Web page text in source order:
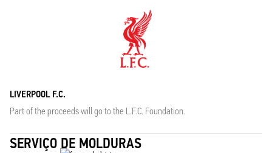
LIVERPOOL F.C.
Part of the proceeds will go to the L.F.C. Foundation.
SERVIÇO DE MOLDURAS